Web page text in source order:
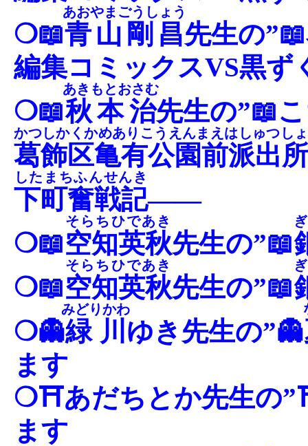
❍📖青山剛昌
あおやまごうしょう
先生の
編集コミックスVS黒ず
❍📖秋本治
あきもとおさむ
先生の”📖
葛飾区亀有公園前派出所
かつしかくかめありこうえんまえはしゅつしょ
下町奮戦記
したまちふんせんき
――
❍📖空知英秋
そらちひであき
先生の”📖
❍📖空知英秋
そらちひであき
先生の”📖
❍👻緑川
みどりかわ
ゆき先生の”👻
ます
❍⛩あだちとか先生の
ます